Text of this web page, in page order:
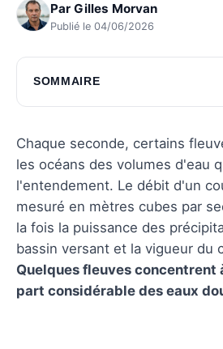
Par Gilles Morvan
Publié le 04/06/2026
SOMMAIRE
Les géants de l'Amérique du
Les puissants cours d'eau
Les cours d'eau influents
Les rivières d'Amérique du
Les rivières notables d'Europe
Questions fréquentes
Chaque seconde, certains
les océans des volumes d'eau
l'entendement. Le débit d'un
mesuré en mètres cubes par
la fois la puissance des
bassin versant et la vigueur du
Quelques fleuves concentrent
part considérable des eaux